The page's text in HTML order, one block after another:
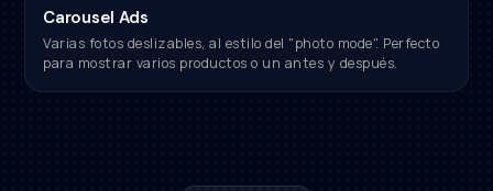
Carousel Ads
Varias fotos deslizables, al estilo del "photo mode". Perfecto
para mostrar varios productos o un antes y después.